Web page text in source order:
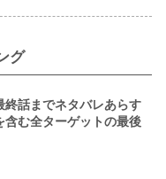
グ
終話までネタバレあらす
含む全ターゲットの最後